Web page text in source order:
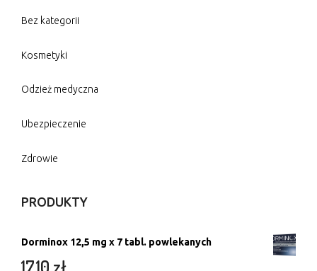
Bez kategorii
Kosmetyki
Odzież medyczna
Ubezpieczenie
Zdrowie
PRODUKTY
Dorminox 12,5 mg x 7 tabl. powlekanych
17,10 zł